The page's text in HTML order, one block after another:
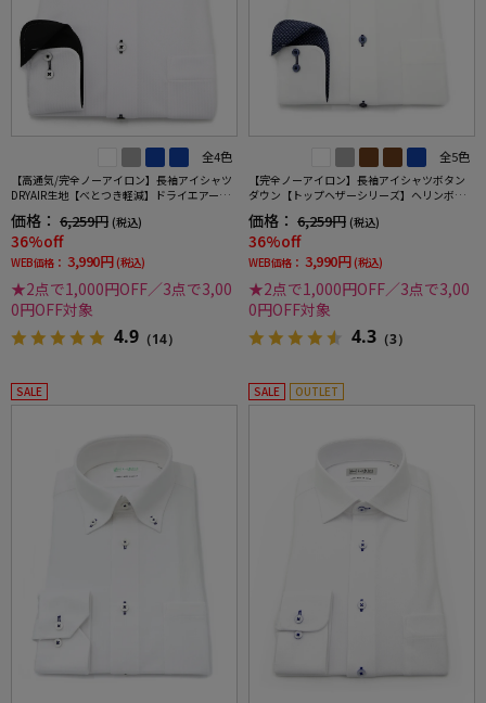
全4色
【高通気/完全ノーアイロン】長袖アイシャツ
DRYAIR生地【べとつき軽減】ドライエアー通
気性ストライプカッタウェイワイシャツi-shirt
春夏
価格： 6,259円 (税込)
36%off
WEB価格： 3,990円 (税込)
★2点で1,000円OFF／3点で3,00
0円OFF対象
4.9 （14）
全5色
【完全ノーアイロン】長袖アイシャツボタン
ダウン【トップヘザーシリーズ】ヘリンボン
調ワイシャツi-shirt通年
価格： 6,259円 (税込)
36%off
WEB価格： 3,990円 (税込)
★2点で1,000円OFF／3点で3,00
0円OFF対象
4.3 （3）
SALE SALE OUTLET